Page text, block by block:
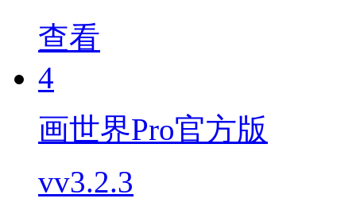
查看
4
画世界Pro官方版
vv3.2.3